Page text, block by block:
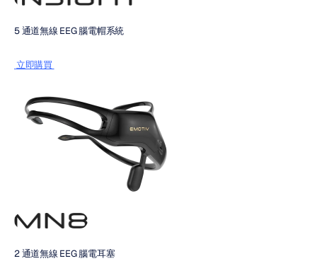
5 通道無線 EEG 腦電帽系統
立即購買
2 通道無線 EEG 腦電耳塞